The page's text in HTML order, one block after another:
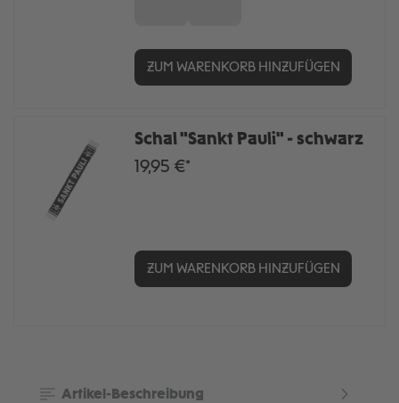
ZUM WARENKORB HINZUFÜGEN
Schal "Sankt Pauli" - schwarz
19,95 €*
ZUM WARENKORB HINZUFÜGEN
Artikel-Beschreibung